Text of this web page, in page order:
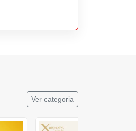
Ver categoria